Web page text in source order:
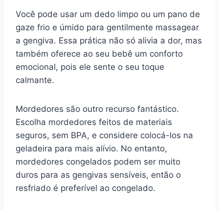
Você pode usar um dedo limpo ou um pano de
gaze frio e úmido para gentilmente massagear
a gengiva. Essa prática não só alivia a dor, mas
também oferece ao seu bebê um conforto
emocional, pois ele sente o seu toque
calmante.
Mordedores são outro recurso fantástico.
Escolha mordedores feitos de materiais
seguros, sem BPA, e considere colocá-los na
geladeira para mais alívio. No entanto,
mordedores congelados podem ser muito
duros para as gengivas sensíveis, então o
resfriado é preferível ao congelado.